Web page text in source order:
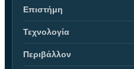
Επιστήμη
Τεχνολογία
Περιβάλλον